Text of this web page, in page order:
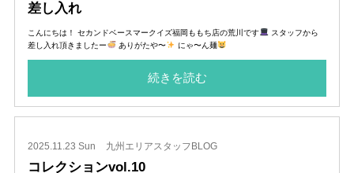
差し入れ
こんにちは！ セカンドベースマークイズ福岡ももち店の荒川です
スタッフから
差し入れ頂きましたー
ありがたや〜 にゃ〜ん麺
続きを読む
2025.11.23 Sun 九州エリアスタッフBLOG
コレクションvol.10